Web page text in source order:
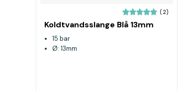
(2)
Koldtvandsslange Blå 13mm
15 bar
Ø: 13mm